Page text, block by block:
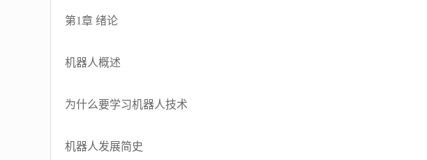
第1章 绪论
机器人概述
为什么要学习机器人技术
机器人发展简史